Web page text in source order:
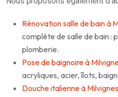
Rénovation salle de bain à
complète de salle de bain :
plomberie.
Pose de baignoire à
acryliques, acier, îlots,
Douche italienne à Milvignes